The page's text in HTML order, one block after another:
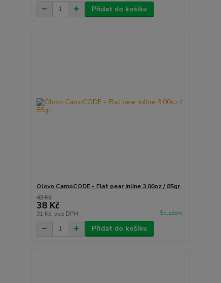
Přidat do košíku
Olovo CamoCODE - Flat pear inline 3.00oz / 85gr.
42 Kč
38 Kč
31 Kč bez DPH Skladem
Přidat do košíku